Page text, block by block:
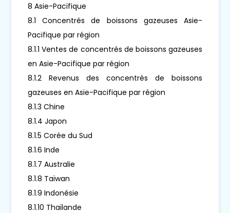
8 Asie-Pacifique
8.1 Concentrés de boissons gazeuses Asie-
Pacifique par région
8.1.1 Ventes de concentrés de boissons gazeuses
en Asie-Pacifique par région
8.1.2 Revenus des concentrés de boissons
gazeuses en Asie-Pacifique par région
8.1.3 Chine
8.1.4 Japon
8.1.5 Corée du Sud
8.1.6 Inde
8.1.7 Australie
8.1.8 Taïwan
8.1.9 Indonésie
8.1.10 Thaïlande